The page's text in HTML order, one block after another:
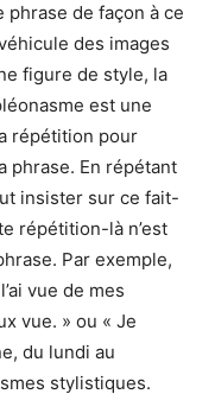
de façon à ce
des images
figure de style, la
est une
répétition pour
phrase. En répétant
insister sur ce fait-
répétition-là n’est
Par exemple,
vue de mes
vue. » ou « Je
du lundi au
stylistiques.